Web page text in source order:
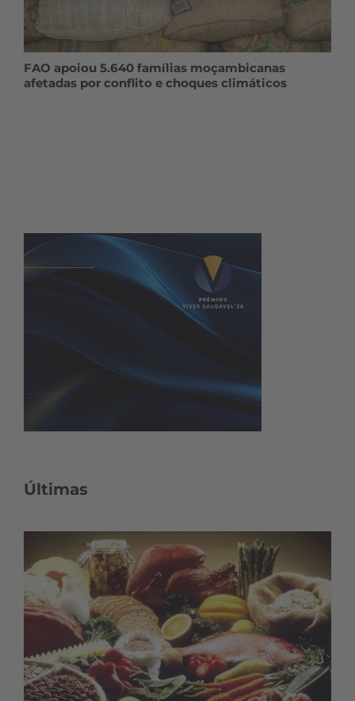
FAO apoiou 5.640 famílias moçambicanas
afetadas por conflito e choques climáticos
Últimas